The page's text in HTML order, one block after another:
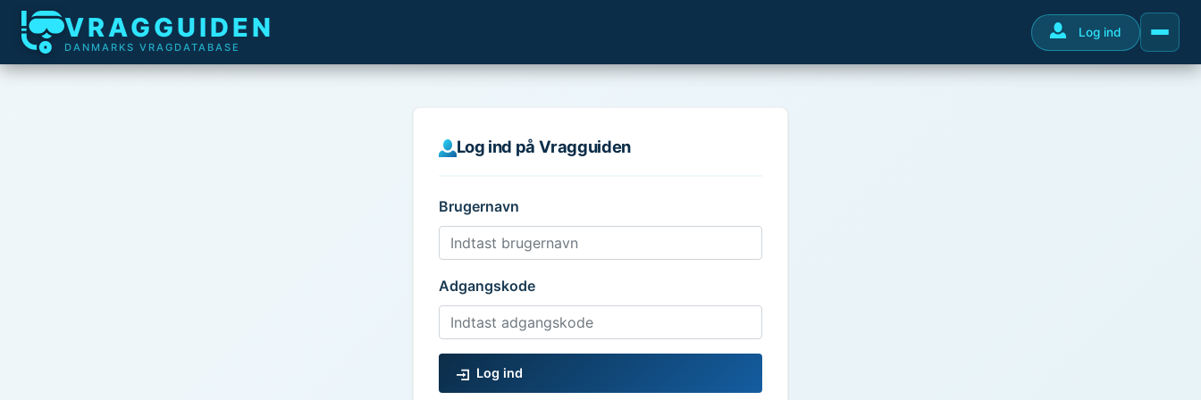
VRAGGUIDEN
DANMARKS VRAGDATABASE
Log ind
Log ind på Vragguiden
Brugernavn
Adgangskode
Log ind